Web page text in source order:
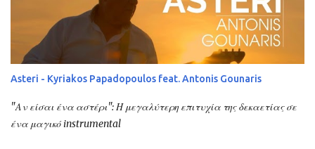
Asteri - Kyriakos Papadopoulos feat. Antonis Gounaris
"Αν είσαι ένα αστέρι": Η μεγαλύτερη επιτυχία της δεκαετίας σε
ένα μαγικό instrumental